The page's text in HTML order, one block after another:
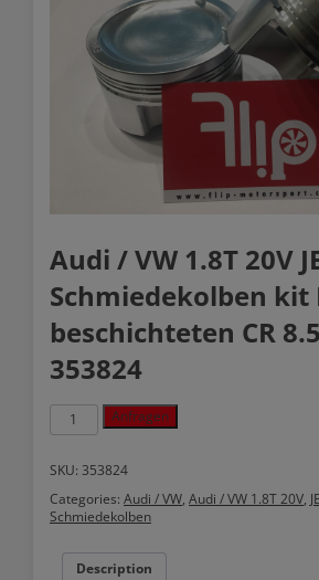
Audi / VW 1.8T 20V
Schmiedekolben kit
beschichteten CR
353824
Audi
1.8T
JE
Pistons
kit
Anfragen
SKU: 353824
Categories: Audi / VW, Audi / VW 1.8T 20V,
Schmiedekolben
Description